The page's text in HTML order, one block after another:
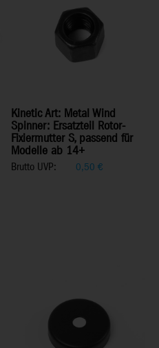
Kinetic Art: Metal Wind
Spinner: Ersatzteil Rotor-
Fixiermutter S, passend für
Modelle ab 14+
Brutto UVP: 0,50 €